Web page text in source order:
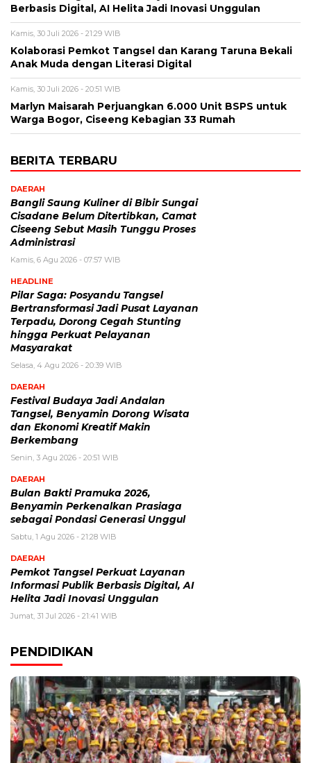
Berbasis Digital, AI Helita Jadi Inovasi Unggulan
Kamis, 30 Juli 2026 - 21:29 WIB
Kolaborasi Pemkot Tangsel dan Karang Taruna Bekali
Anak Muda dengan Literasi Digital
Kamis, 30 Juli 2026 - 20:51 WIB
Marlyn Maisarah Perjuangkan 6.000 Unit BSPS untuk
Warga Bogor, Ciseeng Kebagian 33 Rumah
BERITA TERBARU
DAERAH
Bangli Saung Kuliner di Bibir Sungai
Cisadane Belum Ditertibkan, Camat
Ciseeng Sebut Masih Tunggu Proses
Administrasi
Kamis, 6 Agu 2026 - 07:57 WIB
HEADLINE
Pilar Saga: Posyandu Tangsel
Bertransformasi Jadi Pusat Layanan
Terpadu, Dorong Cegah Stunting
hingga Perkuat Pelayanan
Masyarakat
Selasa, 4 Agu 2026 - 20:39 WIB
DAERAH
Festival Budaya Jadi Andalan
Tangsel, Benyamin Dorong Wisata
dan Ekonomi Kreatif Makin
Berkembang
Senin, 3 Agu 2026 - 20:51 WIB
DAERAH
Bulan Bakti Pramuka 2026,
Benyamin Perkenalkan Prasiaga
sebagai Pondasi Generasi Unggul
Sabtu, 1 Agu 2026 - 21:28 WIB
DAERAH
Pemkot Tangsel Perkuat Layanan
Informasi Publik Berbasis Digital, AI
Helita Jadi Inovasi Unggulan
Jumat, 31 Jul 2026 - 21:41 WIB
PENDIDIKAN